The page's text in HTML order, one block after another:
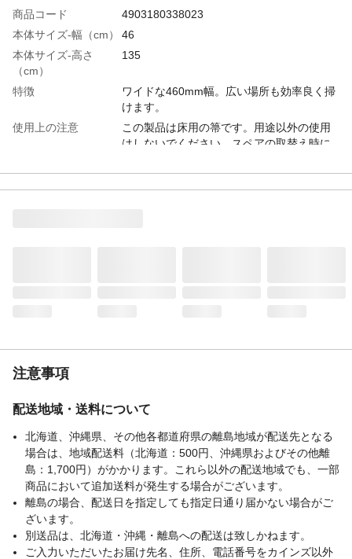
商品コード
4903180338023
本体サイズ-幅（cm）
46
本体サイズ-高さ
（cm）
135
特徴
ワイドな460mm幅。広い場所も効率良く掃
けます。
使用上の注意
この製品は床用の箒です。用途以外の使用
はしないでください。スペアの取替え時に
つけたり、指などをはさむことがありま
す。
注意事項
配送地域・送料について
北海道、沖縄県、その他各都道府県の離島地域が配送先となる
場合は、地域配送料（北海道：500円、沖縄県およびその他離
島：1,700円）がかかります。これら以外の配送地域でも、一部
商品において追加送料が発生する場合がございます。
離島の場合、配送日を指定しても指定日通り届かない場合がご
ざいます。
別送品は、北海道・沖縄・離島への配送は致しかねます。
ご入力いただいたお届け先名、住所、電話番号をカインズ以外